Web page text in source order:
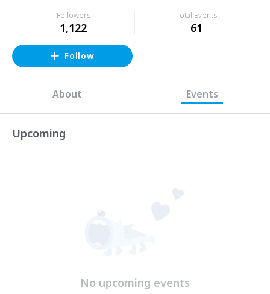
Followers
1,122
Total Events
61
Follow
About Events
Upcoming
No upcoming events